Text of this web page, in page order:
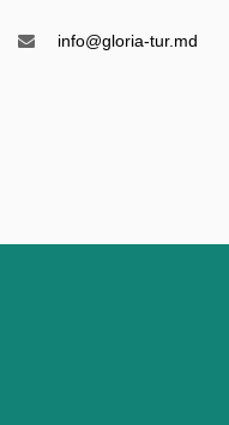
info@gloria-tur.md